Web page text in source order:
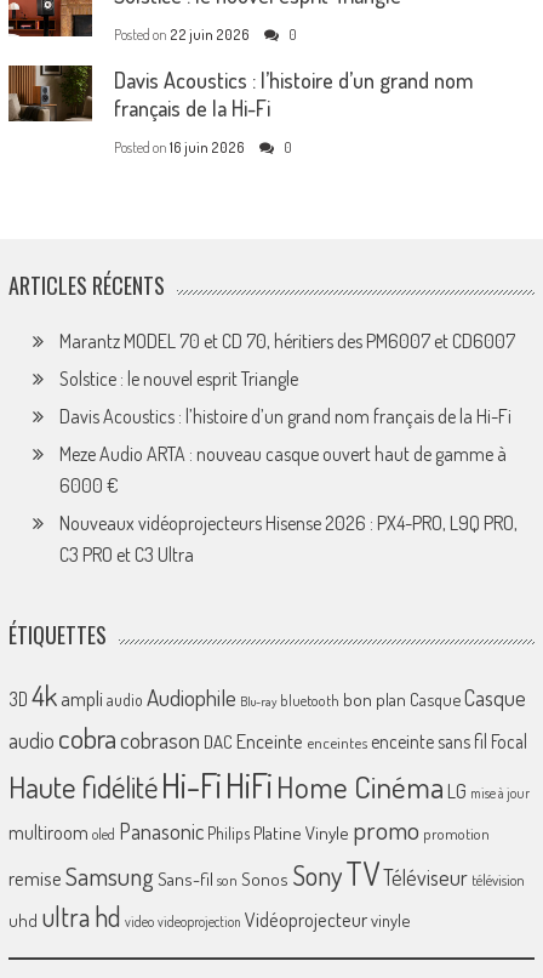
Posted on 22 juin 2026 0
Davis Acoustics : l’histoire d’un grand nom
français de la Hi-Fi
Posted on 16 juin 2026 0
ARTICLES RÉCENTS
Marantz MODEL 70 et CD 70, héritiers des PM6007 et CD6007
Solstice : le nouvel esprit Triangle
Davis Acoustics : l’histoire d’un grand nom français de la Hi-Fi
Meze Audio ARTA : nouveau casque ouvert haut de gamme à
6000 €
Nouveaux vidéoprojecteurs Hisense 2026 : PX4-PRO, L9Q PRO,
C3 PRO et C3 Ultra
ÉTIQUETTES
3D 4k ampliaudio Audiophile Blu-ray bluetooth bon plan CasqueCasque
audio cobracobrason DAC Enceinte enceintes enceinte sans fil Focal
Haute fidélitéHi-FiHiFiHome Cinéma LG mise à jour
multiroom oled Panasonic Philips Platine Vinyle promo promotion
remiseSamsungSans-fil son Sonos SonyTVTéléviseur télévision
uhd ultra hd video videoprojection Vidéoprojecteurvinyle